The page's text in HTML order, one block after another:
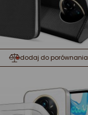
dodaj do porównania